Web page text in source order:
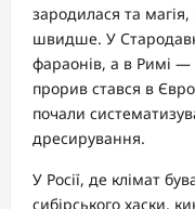
зародилася та
швидше. У
фараонів, а в Римі —
прорив стався в
почали
дресирування.
У Росії, де клімат
сибірського хаски,